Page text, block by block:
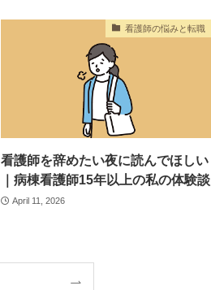
看護師の悩みと転職
看護師を辞めたい夜に読んでほしい
｜病棟看護師15年以上の私の体験談
April 11, 2026